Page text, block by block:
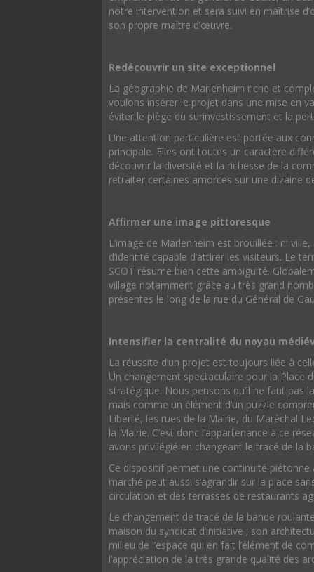
notre intervention et sera suivi en maîtrise
son propre maître d’œuvre.
Redécouvrir un site exceptionnel
La géographie de Marlenheim riche et
voulons insérer le projet dans une mise en
éviter le piège du surinvestissement et la
Une attention particulière est portée aux
principale. Elles ont toutes un caractère
découvrir la diversité et la richesse de la
retraiter certaines amorces sur une dizaine
Affirmer une image pittoresque
L’image de Marlenheim est brouillée : ni
d’identité capable d’attirer les visiteurs. Le
SCOT résume bien cette ambiguïté.
village notamment grâce au très grand
présentes le long de la rue du Général de
Intensifier la centralité du noyau
La réussite d’un projet est toujours liée à
Un changement spectaculaire pour la Place
stratégique. Nous pensons qu’il ne faut pas
mais comme un élément d’un puzzle
Liberté, les rues de la Mairie, du Maréchal
la Mairie. C’est donc l’appartenance à ce
avons privilégié en changeant le tracé de la
Ce dispositif permet une continuité piétonne
marché peut aussi s’agrandir sur la place
circulation et des terrasses de restaurants
Le changement de tracé de la bande
maison du syndicat d’initiative ; son
milieu de l’espace qui en fait l’élément de
l’appréciation de la très grande qualité des